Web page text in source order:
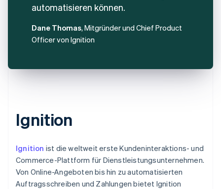
automatisieren können.
Dane Thomas, Mitgründer und Chief Product
Officer von Ignition
Ignition
Ignition ist die weltweit erste Kundeninteraktions- und
Commerce-Plattform für Dienstleistungsunternehmen.
Von Online-Angeboten bis hin zu automatisierten
Auftragsschreiben und Zahlungen bietet Ignition